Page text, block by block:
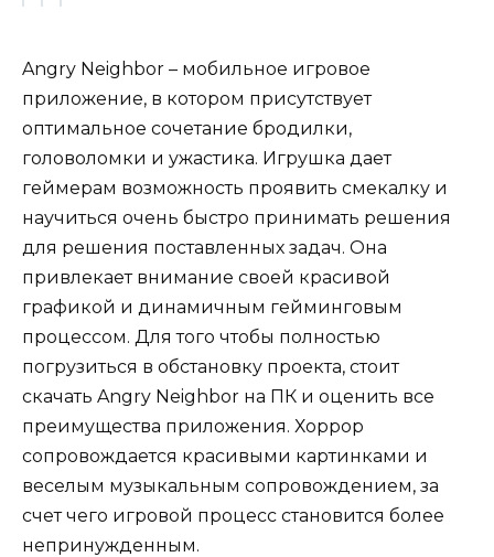
Angry Neighbor – мобильное игровое
приложение, в котором присутствует
оптимальное сочетание бродилки,
головоломки и ужастика. Игрушка дает
геймерам возможность проявить смекалку и
научиться очень быстро принимать решения
для решения поставленных задач. Она
привлекает внимание своей красивой
графикой и динамичным гейминговым
процессом. Для того чтобы полностью
погрузиться в обстановку проекта, стоит
скачать Angry Neighbor на ПК и оценить все
преимущества приложения. Хоррор
сопровождается красивыми картинками и
веселым музыкальным сопровождением, за
счет чего игровой процесс становится более
непринужденным.